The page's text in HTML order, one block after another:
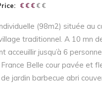
€ € € € €
€ € €
(98m2) située au
traditionnel. A 10 mn
acceuillir jusqu’à 6
Belle cour pavée et
jardin barbecue abri